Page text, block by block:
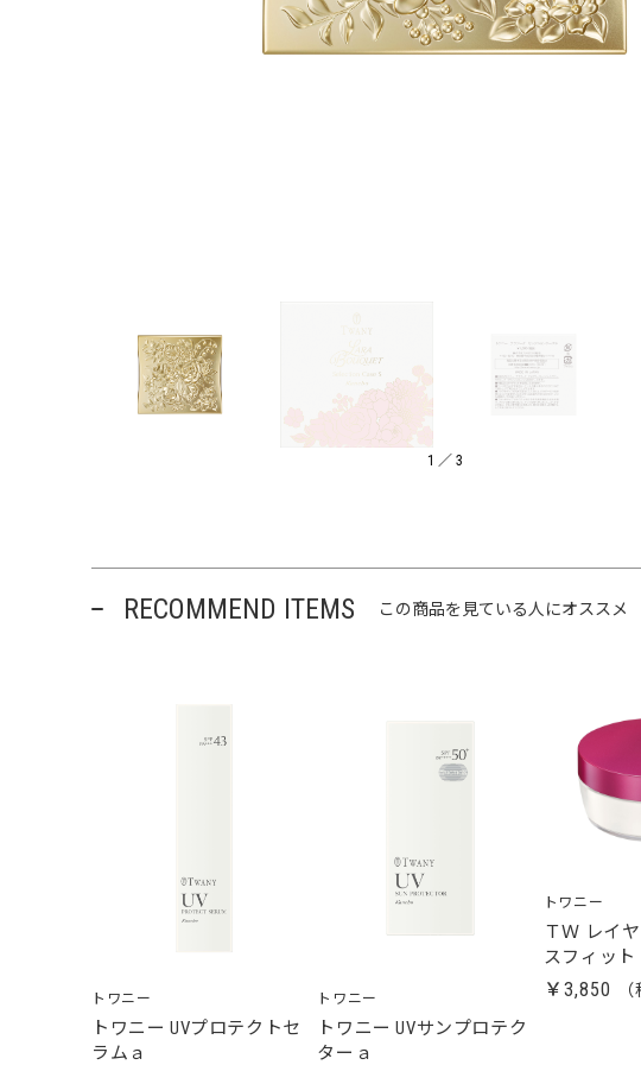
1 ／ 3
RECOMMEND ITEMS この商品を見ている人にオススメ
トワニー
トワニー UVプロテクトセ
ラムａ
トワニー
トワニー UVサンプロテク
ターａ
トワニー
ＴＷ レイ
スフィット
￥3,850